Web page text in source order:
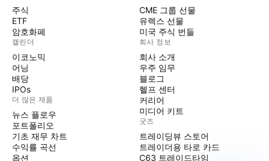
주식
ETF
암호화폐
캘린더
이코노믹
어닝
배당
IPOs
더 많은 제품
뉴스 플로우
포트폴리오
기초 재무 차트
수익률 곡선
옵션
CME 그룹 선물
유렉스 선물
미국 주식 번들
회사 정보
회사 소개
우주 임무
블로그
헬프 센터
커리어
미디어 키트
굿즈
트레이딩뷰 스토어
트레이더용 타로 카드
C63 트레이드타임